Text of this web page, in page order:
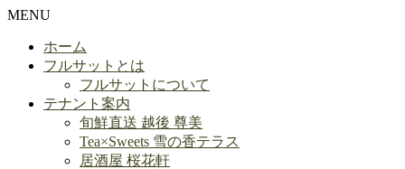
MENU
ホーム
フルサットとは
フルサットについて
テナント案内
旬鮮直送 越後 尊美
Tea×Sweets 雪の香テラス
居酒屋 桜花軒